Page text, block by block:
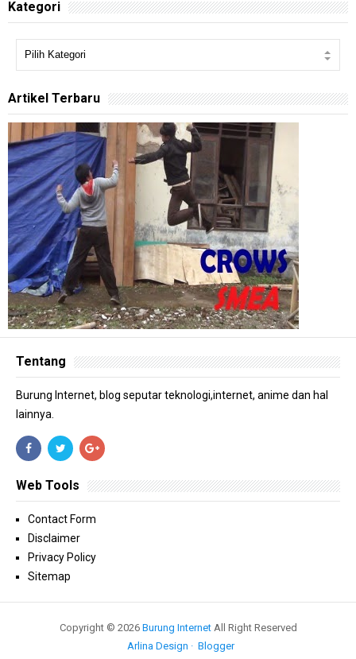
Kategori
Artikel Terbaru
Tentang
Burung Internet, blog seputar teknologi,internet, anime dan hal
lainnya.
Web Tools
Contact Form
Disclaimer
Privacy Policy
Sitemap
Copyright © 2026 Burung InternetAll Right Reserved
Arlina Design
Blogger